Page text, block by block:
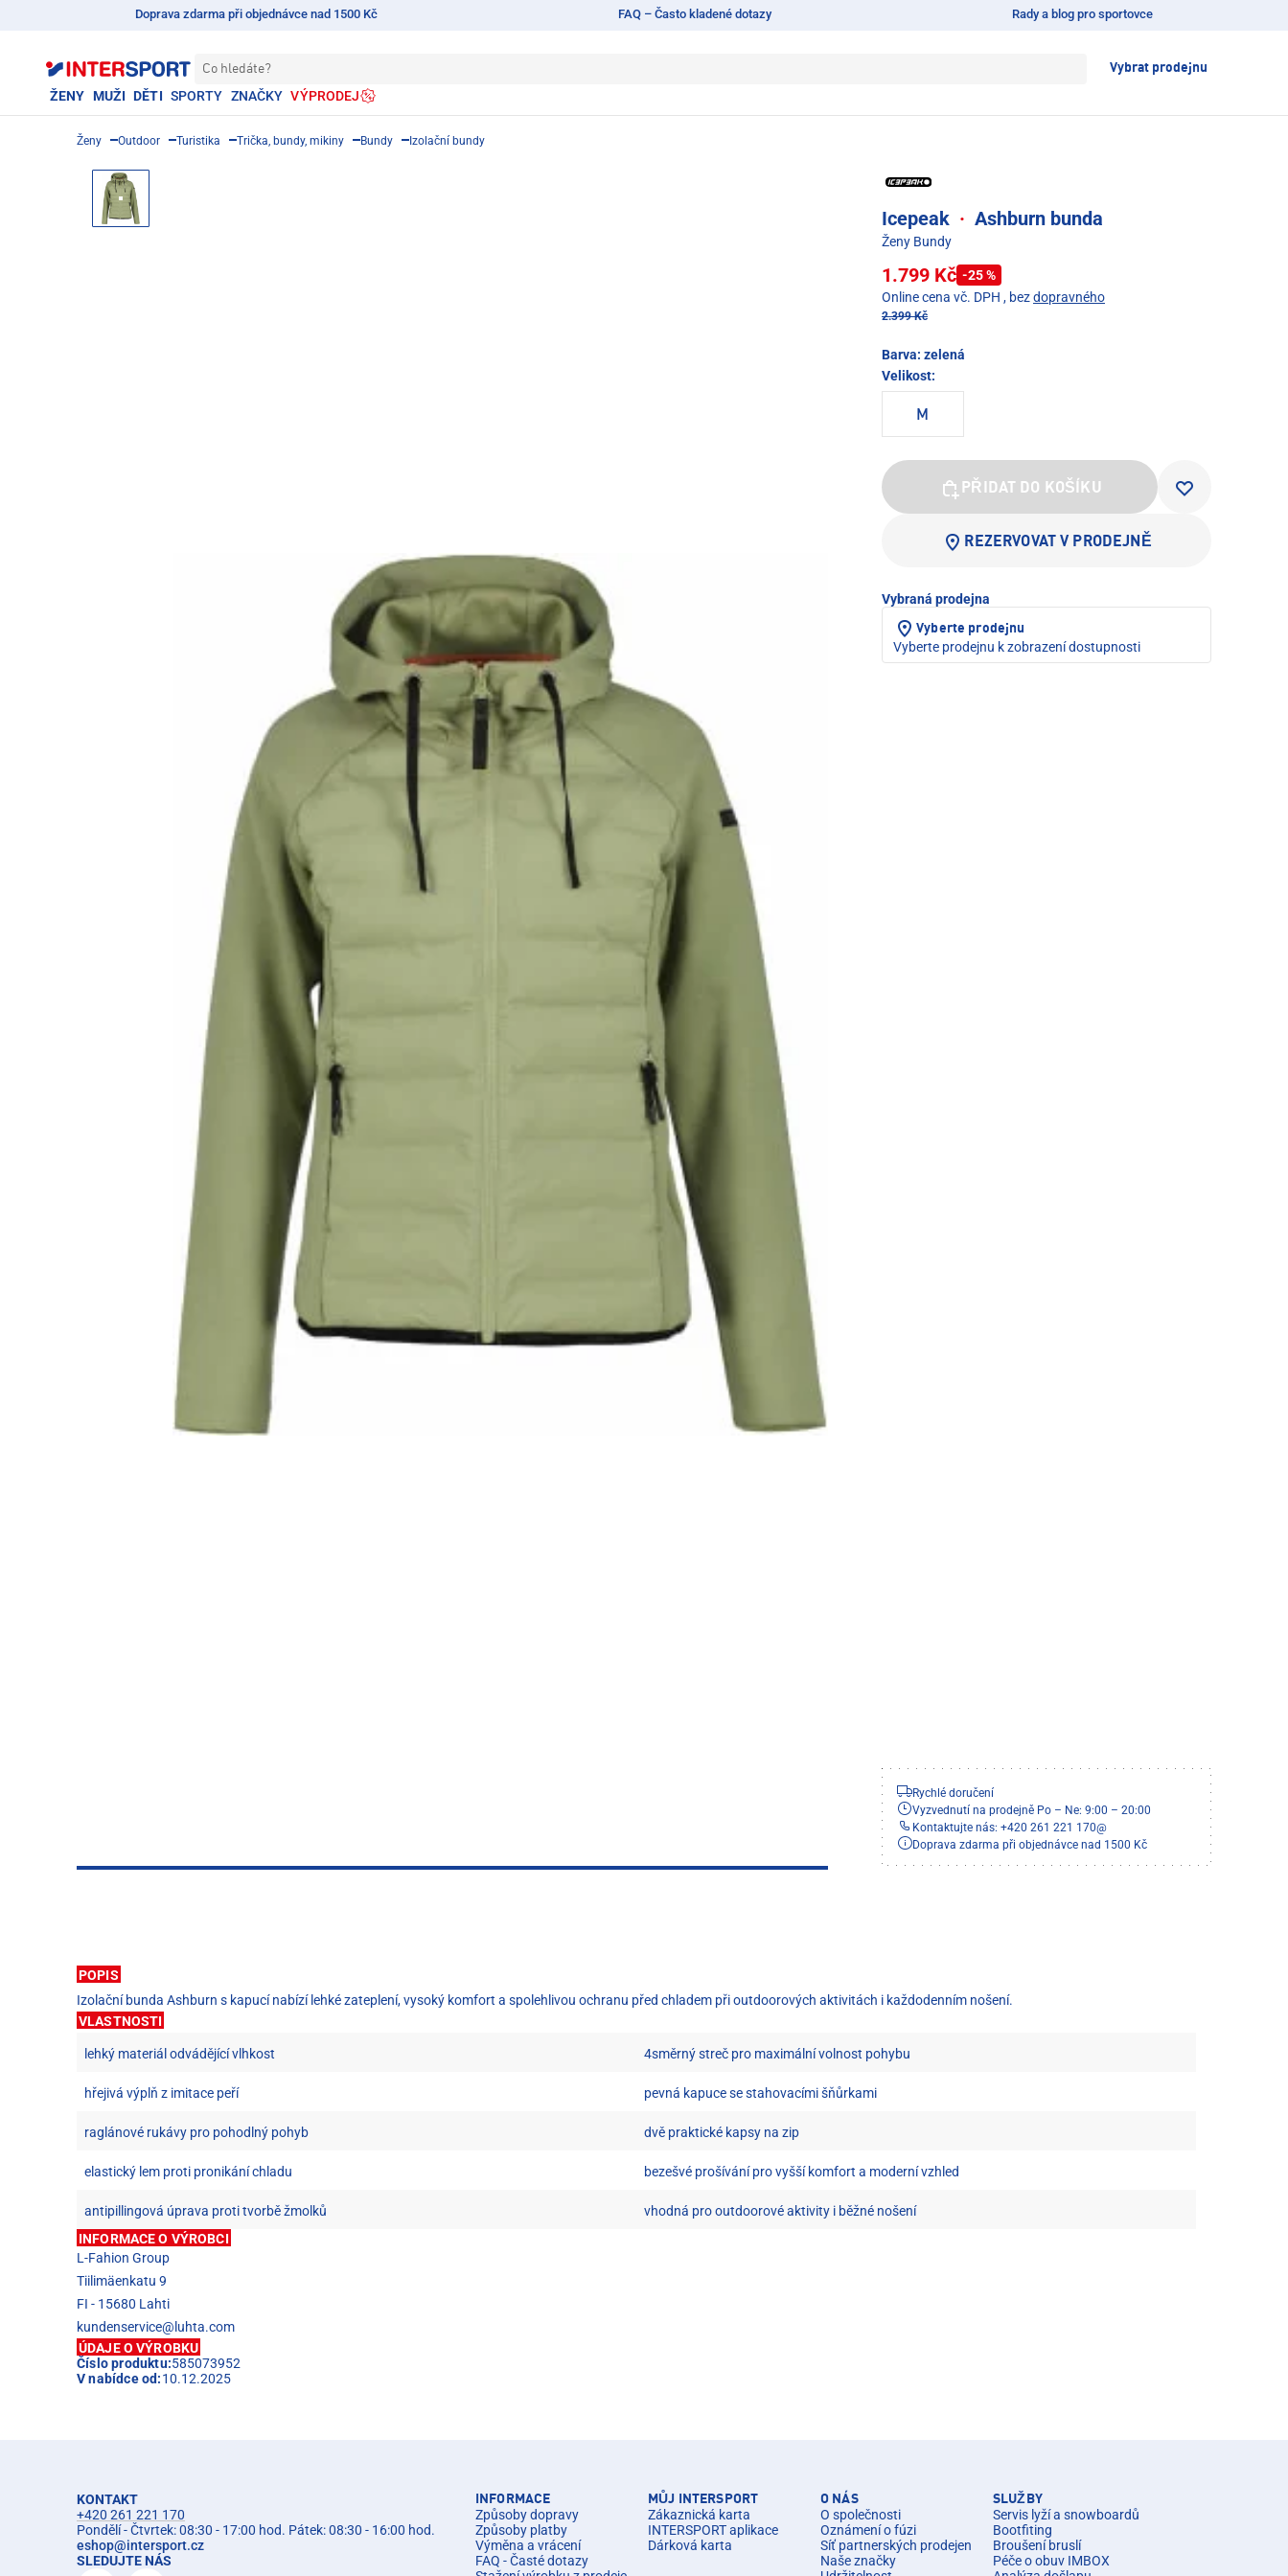
Doprava zdarma při objednávce nad 1500 Kč FAQ – Často kladené dotazy Rady a blog pro sportovce
Co hledáte? Vybrat prodejnu
ŽENY MUŽI DĚTI SPORTY ZNAČKY VÝPRODEJ
Ženy Outdoor Turistika Trička, bundy, mikiny Bundy Izolační bundy
Icepeak · Ashburn bunda
Ženy Bundy
1.799 Kč -25 %
Online cena vč. DPH , bezdopravného
2.399 Kč
Barva: zelená
Velikost:
M
PŘIDAT DO KOŠÍKU
REZERVOVAT V PRODEJNĚ
Vybraná prodejna
Vyberte prodejnu
Vyberte prodejnu k zobrazení dostupnosti
Rychlé doručení
Vyzvednutí na prodejně Po – Ne: 9:00 – 20:00
Kontaktujte nás: +420 261 221 170@
Doprava zdarma při objednávce nad 1500 Kč
POPIS
Izolační bunda Ashburn s kapucí nabízí lehké zateplení, vysoký komfort a spolehlivou ochranu před chladem při outdoorových aktivitách i každodenním nošení.
VLASTNOSTI
lehký materiál odvádějící vlhkost 4směrný streč pro maximální volnost pohybu
hřejivá výplň z imitace peří pevná kapuce se stahovacími šňůrkami
raglánové rukávy pro pohodlný pohyb dvě praktické kapsy na zip
elastický lem proti pronikání chladu bezešvé prošívání pro vyšší komfort a moderní vzhled
antipillingová úprava proti tvorbě žmolků
vhodná pro outdoorové aktivity i běžné nošení
INFORMACE O VÝROBCI
L-Fahion Group
Tiilimäenkatu 9
FI - 15680 Lahti
kundenservice@luhta.com
ÚDAJE O VÝROBKU
Číslo produktu:585073952
V nabídce od:10.12.2025
KONTAKT
+420 261 221 170
Pondělí - Čtvrtek: 08:30 - 17:00 hod. Pátek: 08:30 - 16:00 hod.
eshop@intersport.cz
SLEDUJTE NÁS
INFORMACE
Způsoby dopravy
Způsoby platby
Výměna a vrácení
FAQ - Časté dotazy
MŮJ INTERSPORT
Zákaznická karta
INTERSPORT aplikace
Dárková karta
O NÁS
O společnosti
Oznámení o fúzi
Síť partnerských prodejen
Naše značky
SLUŽBY
Servis lyží a snowboardů
Bootfiting
Broušení bruslí
Péče o obuv IMBOX